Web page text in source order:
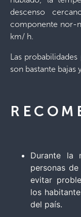
descenso
componente nor-
km/ h.
Las
son bastante bajas
Durante la
personas
evitar
los
del país.